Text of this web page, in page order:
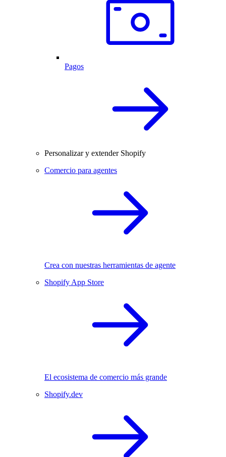
Pagos
Personalizar y extender Shopify
Comercio para agentes
Crea con nuestras herramientas de agente
Shopify App Store
El ecosistema de comercio más grande
Shopify.dev